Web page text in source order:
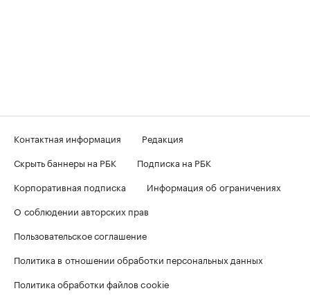
Контактная информация
Редакция
Скрыть баннеры на РБК
Подписка на РБК
Корпоративная подписка
Информация об ограничениях
О соблюдении авторских прав
Пользовательское соглашение
Политика в отношении обработки персональных данных
Политика обработки файлов cookie